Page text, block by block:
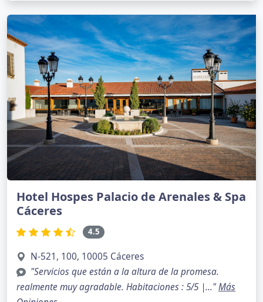
Hotel Hospes Palacio de Arenales & Spa
Cáceres
4.5
N-521, 100, 10005 Cáceres
"Servicios que están a la altura de la promesa.
realmente muy agradable. Habitaciones : 5/5 |..."Más